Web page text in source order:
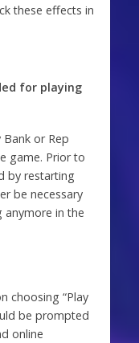
these effects in
for playing
or Rep
game. Prior to
by restarting
be necessary
anymore in the
choosing “Play
be prompted
online